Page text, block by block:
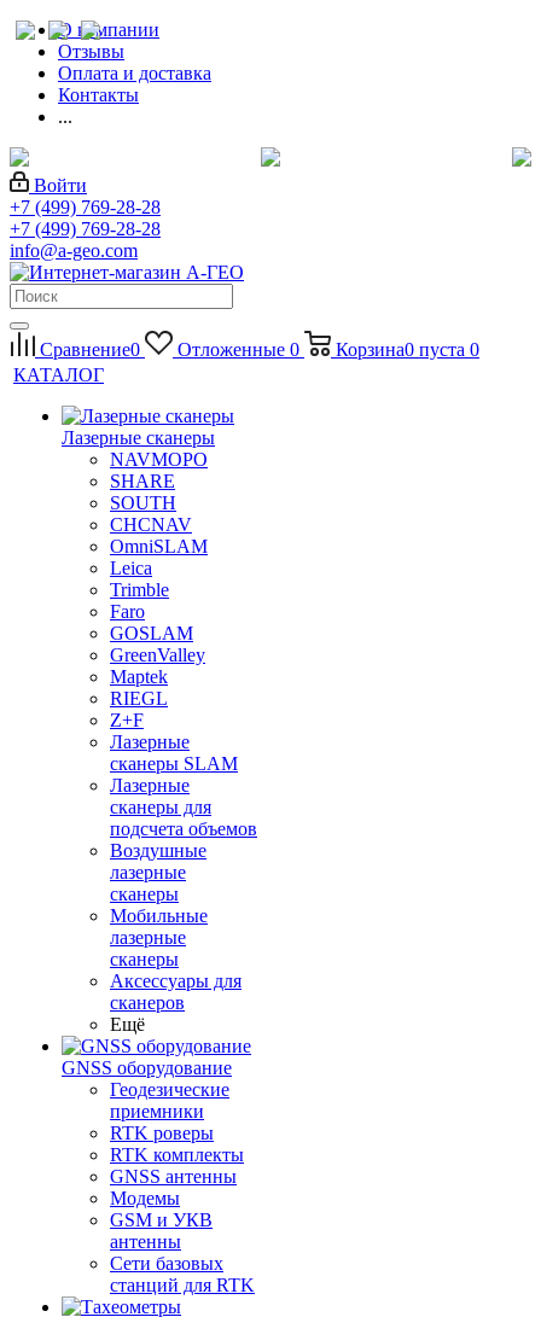
О компании
Отзывы
Оплата и доставка
Контакты
...
Войти
+7 (499) 769-28-28
+7 (499) 769-28-28
info@a-geo.com
Сравнение0 Отложенные 0 Корзина0 пуста 0
КАТАЛОГ
Лазерные сканеры
NAVMOPO
SHARE
SOUTH
CHCNAV
OmniSLAM
Leica
Trimble
Faro
GOSLAM
GreenValley
Maptek
RIEGL
Z+F
Лазерные
сканеры SLAM
Лазерные
сканеры для
подсчета объемов
Воздушные
лазерные
сканеры
Мобильные
лазерные
сканеры
Аксессуары для
сканеров
Ещё
GNSS оборудование
Геодезические
приемники
RTK роверы
RTK комплекты
GNSS антенны
Модемы
GSM и УКВ
антенны
Сети базовых
станций для RTK